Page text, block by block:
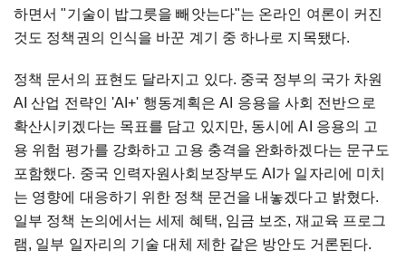
하면서 "기술이 밥그릇을 빼앗는다"는 온라인 여론이 커진
것도 정책권의 인식을 바꾼 계기 중 하나로 지목됐다.
정책 문서의 표현도 달라지고 있다. 중국 정부의 국가 차원
AI 산업 전략인 'AI+' 행동계획은 AI 응용을 사회 전반으로
확산시키겠다는 목표를 담고 있지만, 동시에 AI 응용의 고
용 위험 평가를 강화하고 고용 충격을 완화하겠다는 문구도
포함했다. 중국 인력자원사회보장부도 AI가 일자리에 미치
는 영향에 대응하기 위한 정책 문건을 내놓겠다고 밝혔다.
일부 정책 논의에서는 세제 혜택, 임금 보조, 재교육 프로그
램, 일부 일자리의 기술 대체 제한 같은 방안도 거론된다.